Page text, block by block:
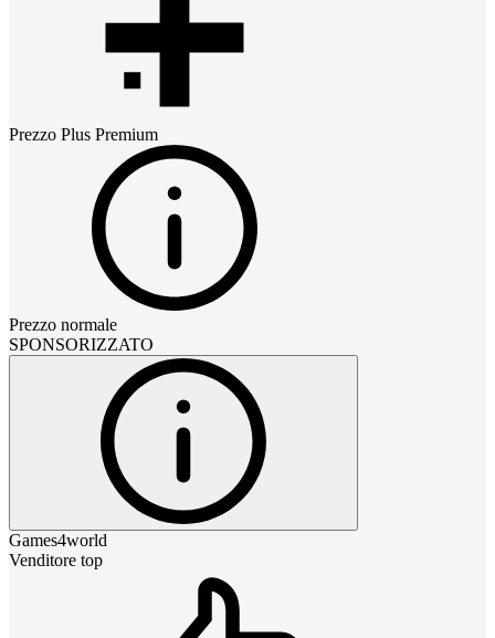
Prezzo Plus Premium
Prezzo normale
SPONSORIZZATO
Games4world
Venditore top